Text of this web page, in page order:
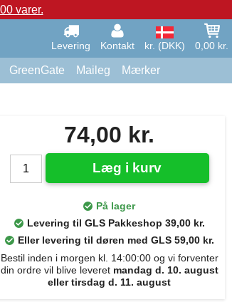
varer.
Levering Kontakt kr. (DKK) 0,00 kr.
GreenGate Maileg Mærker
74,00 kr.
Læg i kurv
På lager
Levering til GLS Pakkeshop 39,00 kr.
Eller levering til døren med GLS 59,00 kr.
Bestil inden i morgen kl. 14:00:00 og vi forventer
din ordre vil blive leveret mandag d. 10. august
eller tirsdag d. 11. august